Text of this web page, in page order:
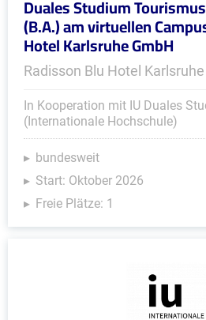
Duales Studium
(B.A.) am virtuellen
Hotel Karlsruhe GmbH
Radisson Blu Hotel
In Kooperation mit IU Duales
(Internationale Hochschule)
bundesweit
Start: Oktober 2026
Freie Plätze: 1